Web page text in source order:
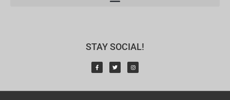
STAY SOCIAL!